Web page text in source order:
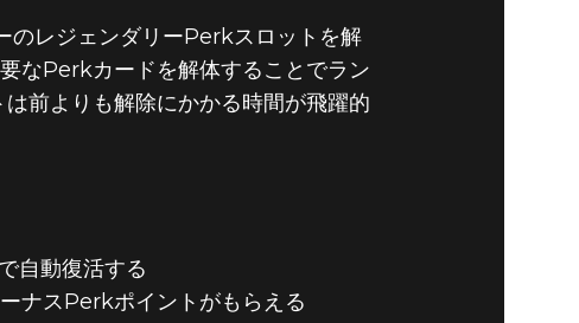
のレジェンダリーPerkスロットを解
なPerkカードを解体することでラン
前よりも解除にかかる時間が飛躍的
自動復活する
ナスPerkポイントがもらえる